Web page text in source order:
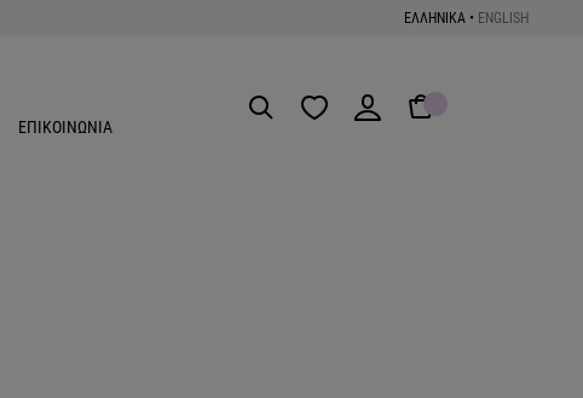
ΕΛΛΗΝΙΚΑ • ENGLISH
ΕΠΙΚΟΙΝΩΝΙΑ